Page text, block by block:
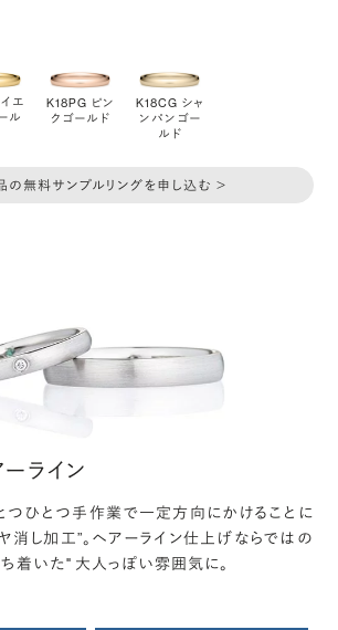
エ
ル
K18PG ピン
クゴールド
K18CG シャ
ンパンゴー
ルド
の無料サンプルリングを申し込む ＞
ライン
つひとつ手作業で一定方向にかけることに
消し加工”。ヘアーライン仕上げならではの
着いた" 大人っぽい雰囲気に。